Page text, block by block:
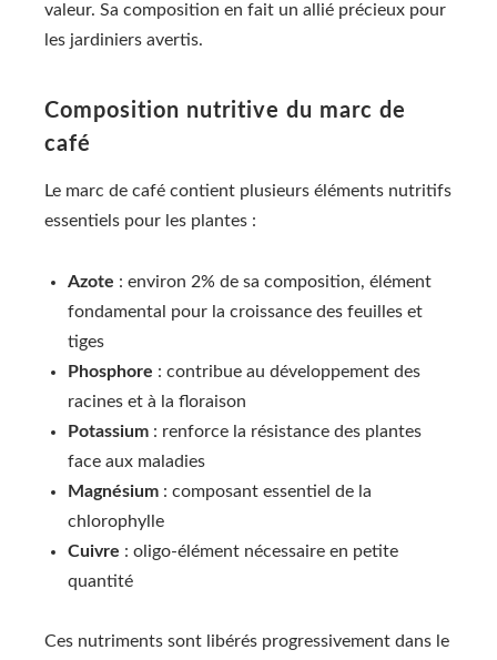
valeur. Sa composition en fait un allié précieux pour
les jardiniers avertis.
Composition nutritive du marc de
café
Le marc de café contient plusieurs éléments nutritifs
essentiels pour les plantes :
Azote : environ 2% de sa composition, élément
fondamental pour la croissance des feuilles et
tiges
Phosphore : contribue au développement des
racines et à la floraison
Potassium : renforce la résistance des plantes
face aux maladies
Magnésium : composant essentiel de la
chlorophylle
Cuivre : oligo-élément nécessaire en petite
quantité
Ces nutriments sont libérés progressivement dans le